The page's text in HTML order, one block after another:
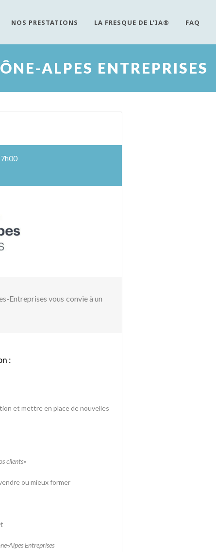
NOS PRESTATIONS LA FRESQUE DE L’IA® FAQ
ALPES ENTREPRISES
Entreprises vous convie à un
:
et mettre en place de nouvelles
clients»
ou mieux former
Alpes Entreprises